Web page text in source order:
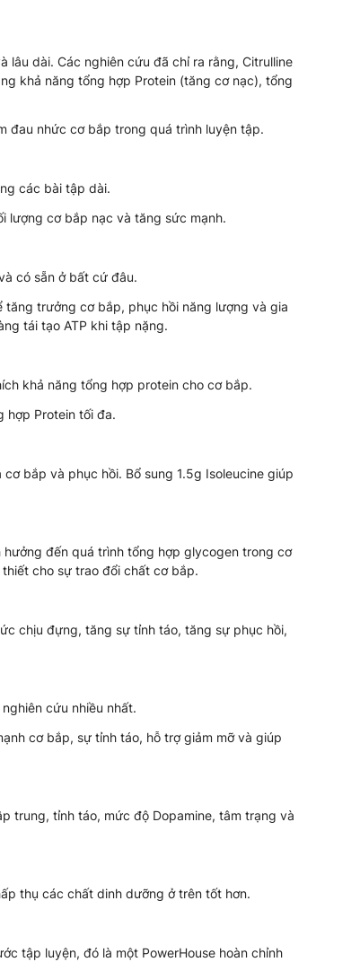
lâu dài. Các nghiên cứu đã chỉ ra rằng, Citrulline
khả năng tổng hợp Protein (tăng cơ nạc), tổng
đau nhức cơ bắp trong quá trình luyện tập.
các bài tập dài.
lượng cơ bắp nạc và tăng sức mạnh.
có sẵn ở bất cứ đâu.
tăng trưởng cơ bắp, phục hồi năng lượng và gia
tái tạo ATP khi tập nặng.
khả năng tổng hợp protein cho cơ bắp.
hợp Protein tối đa.
bắp và phục hồi. Bổ sung 1.5g Isoleucine giúp
đến quá trình tổng hợp glycogen trong cơ
cho sự trao đổi chất cơ bắp.
chịu đựng, tăng sự tỉnh táo, tăng sự phục hồi,
cứu nhiều nhất.
cơ bắp, sự tỉnh táo, hỗ trợ giảm mỡ và giúp
trung, tỉnh táo, mức độ Dopamine, tâm trạng và
thụ các chất dinh dưỡng ở trên tốt hơn.
tập luyện, đó là một PowerHouse hoàn chỉnh